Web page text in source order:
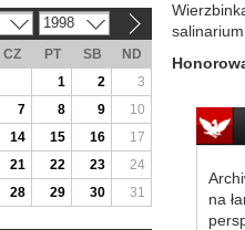
na
1998
CZ PT SB
ND
1
2
3
7 8 9
10
14 15 16
17
21 22 23
24
28 29 30 31